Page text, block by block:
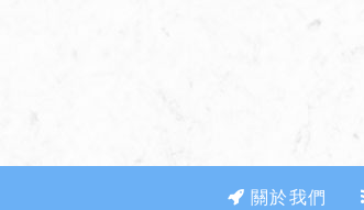
關於我們